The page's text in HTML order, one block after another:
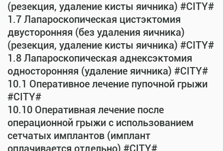
(резекция, удаление кисты яичника) #CITY#
1.7 Лапароскопическая цистэктомия
двусторонняя (без удаления яичника)
(резекция, удаление кисты яичника) #CITY#
1.8 Лапароскопическая аднексэктомия
односторонняя (удаление яичника) #CITY#
10.1 Оперативное лечение пупочной грыжи
#CITY#
10.10 Оперативная лечение после
операционной грыжи с использованием
сетчатых имплантов (имплант
оплачивается отдельно) #CITY#